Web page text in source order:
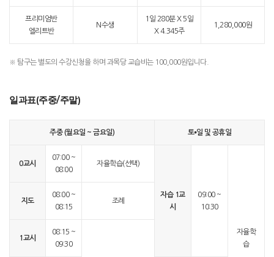
프리미엄반
엘리트반
N수생
1일 280분 X 5일
X 4.345주
1,280,000원
※ 탐구는 별도의 수강신청을 하며 과목당 교습비는 100,000원입니다.
일과표(주중/주말)
주중 (월요일 ~ 금요일) 토⦁일 및 공휴일
0교시
07:00 ~
08:00
자율학습(선택)
자습 1교
시
09:00 ~
10:30
자율학
습
지도
08:00 ~
08:15
조례
1교시
08:15 ~
09:30